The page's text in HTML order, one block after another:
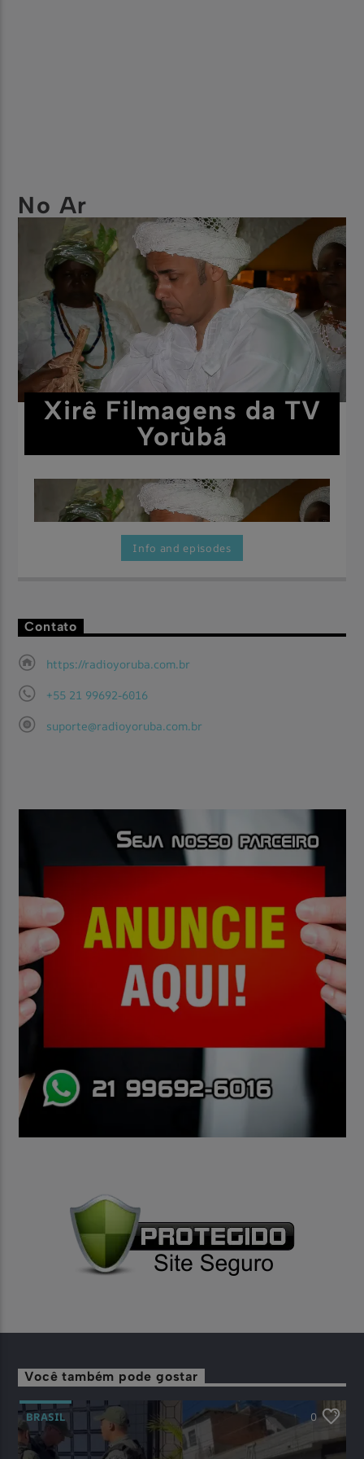
No Ar
Xirê Filmagens da TV
Yorùbá
Aqui você vai encontrar as maravilhosas festas filmadas pela
Info and episodes
Contato
https://radioyoruba.com.br
+55 21 99692-6016
suporte@radioyoruba.com.br
Você também pode gostar
BRASIL 0